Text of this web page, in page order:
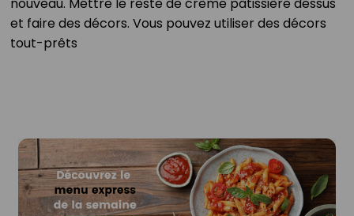
nouveau. Mettre le reste de crème pâtissière dessus
et faire des décors. Vous pouvez utiliser des décors
tout-prêts⁣